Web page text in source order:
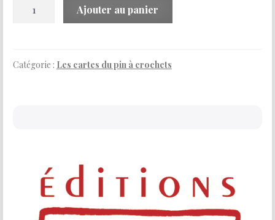
Ajouter au panier
Catégorie : Les cartes du pin à crochets